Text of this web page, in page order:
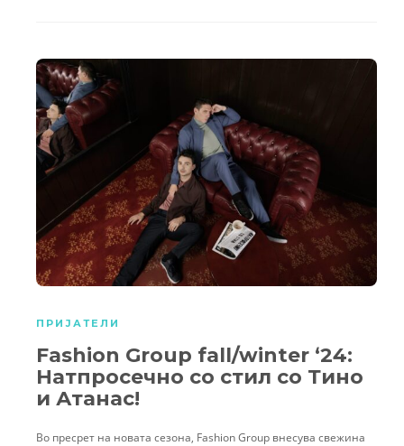
ПРИЈАТЕЛИ
Fashion Group fall/winter ‘24:
Натпросечно со стил со Тино
и Атанас!
Во пресрет на новата сезона, Fashion Group внесува свежина